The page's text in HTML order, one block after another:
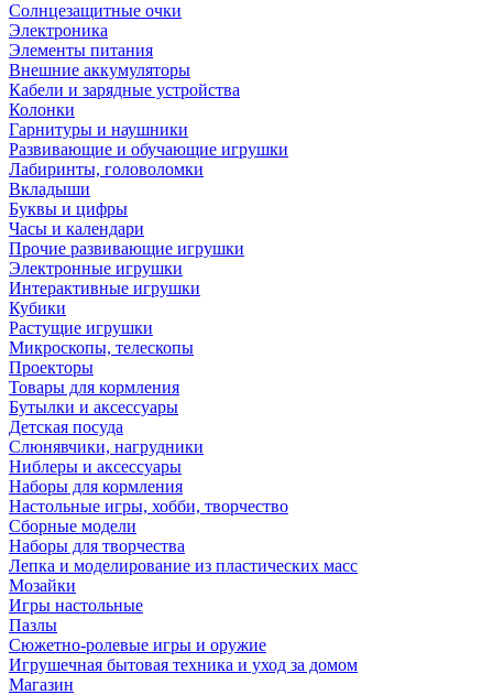
Солнцезащитные очки
Электроника
Элементы питания
Внешние аккумуляторы
Кабели и зарядные устройства
Колонки
Гарнитуры и наушники
Развивающие и обучающие игрушки
Лабиринты, головоломки
Вкладыши
Буквы и цифры
Часы и календари
Прочие развивающие игрушки
Электронные игрушки
Интерактивные игрушки
Кубики
Растущие игрушки
Микроскопы, телескопы
Проекторы
Товары для кормления
Бутылки и аксессуары
Детская посуда
Слюнявчики, нагрудники
Ниблеры и аксессуары
Наборы для кормления
Настольные игры, хобби, творчество
Сборные модели
Наборы для творчества
Лепка и моделирование из пластических масс
Мозайки
Игры настольные
Пазлы
Сюжетно-ролевые игры и оружие
Игрушечная бытовая техника и уход за домом
Магазин